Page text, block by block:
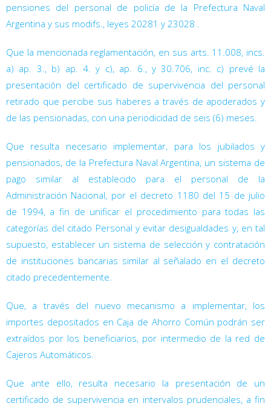
pensiones del personal de policía de la Prefectura Naval
Argentina y sus modifs., leyes 20281 y 23028
Que la mencionada reglamentación, en sus arts. 11.008, incs.
a) ap. 3., b) ap. 4. y c), ap. 6., y 30.706, inc. c) prevé la
presentación del certificado de supervivencia del personal
retirado que percibe sus haberes a través de apoderados y
de las pensionadas, con una periodicidad de seis (6) meses.
Que resulta necesario implementar, para los jubilados y
pensionados, de la Prefectura Naval Argentina, un sistema de
pago similar al establecido para el personal de la
Administración Nacional, por el decreto 1180 del 15 de julio
de 1994, a fin de unificar el procedimiento para todas las
categorías del citado Personal y evitar desigualdades y, en tal
supuesto, establecer un sistema de selección y contratación
de instituciones bancarias similar al señalado en el decreto
citado precedentemente.
Que, a través del nuevo mecanismo a implementar, los
importes depositados en Caja de Ahorro Común podrán ser
extraídos por los beneficiarios, por intermedio de la red de
Cajeros Automáticos.
Que ante ello, resulta necesario la presentación de un
certificado de supervivencia en intervalos prudenciales, a fin